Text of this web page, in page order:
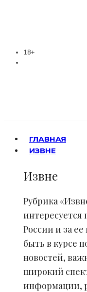
18+
ГЛАВНАЯ
ИЗВНЕ
Извне
Рубрика
интересуется
России и за
быть в курсе
новостей,
широкий
информации,